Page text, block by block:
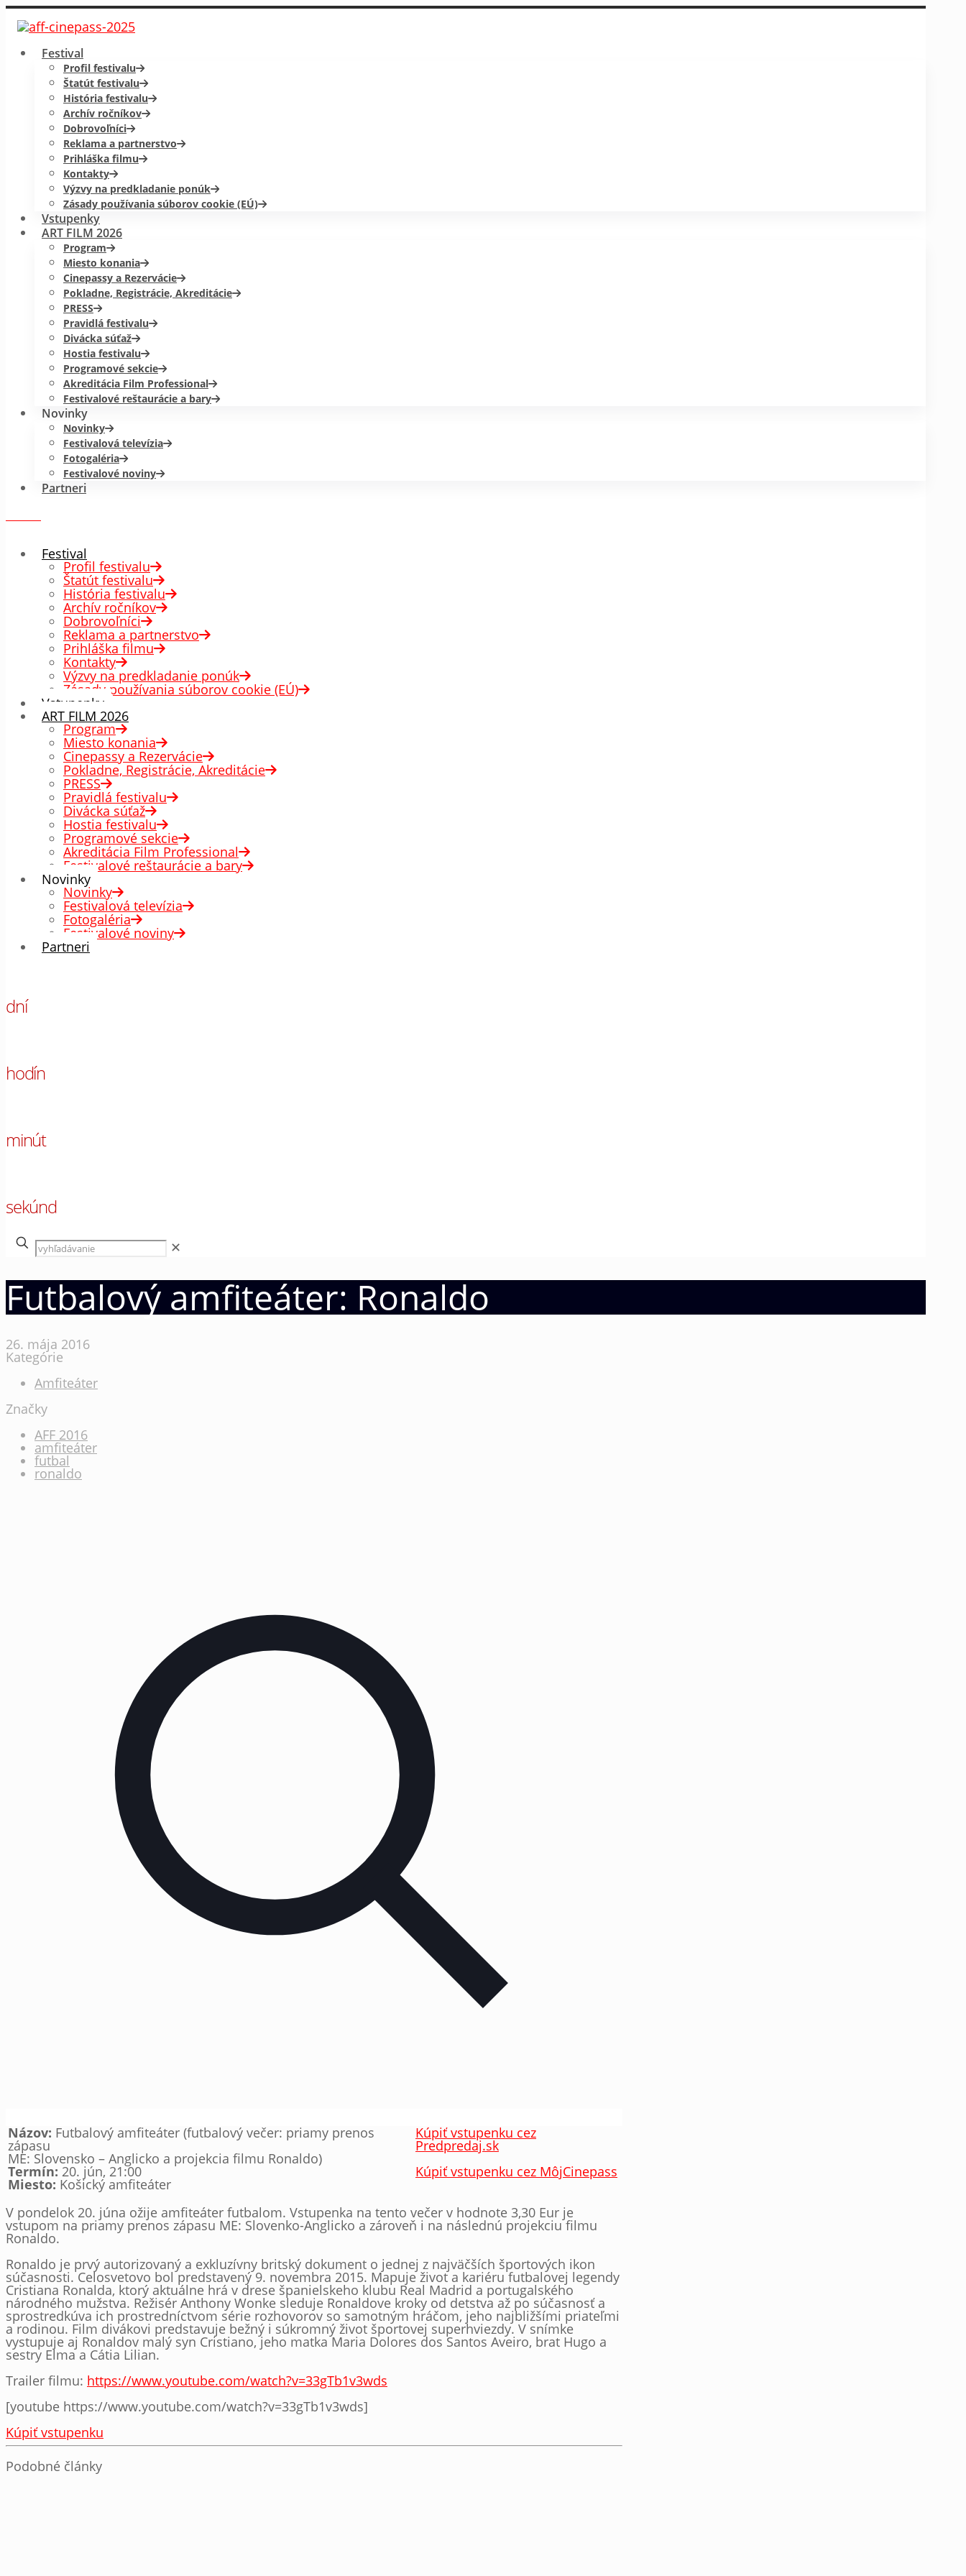
Festival
Profil festivalu
Štatút festivalu
História festivalu
Archív ročníkov
Dobrovoľníci
Reklama a partnerstvo
Prihláška filmu
Kontakty
Výzvy na predkladanie ponúk
Zásady používania súborov cookie (EÚ)
Vstupenky
ART FILM 2026
Program
Miesto konania
Cinepassy a Rezervácie
Pokladne, Registrácie, Akreditácie
PRESS
Pravidlá festivalu
Divácka súťaž
Hostia festivalu
Programové sekcie
Akreditácia Film Professional
Festivalové reštaurácie a bary
Novinky
Novinky
Festivalová televízia
Fotogaléria
Festivalové noviny
Partneri
Festival
Profil festivalu
Štatút festivalu
História festivalu
Archív ročníkov
Dobrovoľníci
Reklama a partnerstvo
Prihláška filmu
Kontakty
Výzvy na predkladanie ponúk
Zásady používania súborov cookie (EÚ)
Vstupenky
ART FILM 2026
Program
Miesto konania
Cinepassy a Rezervácie
Pokladne, Registrácie, Akreditácie
PRESS
Pravidlá festivalu
Divácka súťaž
Hostia festivalu
Programové sekcie
Akreditácia Film Professional
Festivalové reštaurácie a bary
Novinky
Novinky
Festivalová televízia
Fotogaléria
Festivalové noviny
Partneri
dní
hodín
minút
sekúnd
✕
Futbalový amfiteáter: Ronaldo
26. mája 2016
Kategórie
Amfiteáter
Značky
AFF 2016
amfiteáter
futbal
ronaldo
Názov: Futbalový amfiteáter (futbalový večer: priamy prenos
zápasu
ME: Slovensko – Anglicko a projekcia filmu Ronaldo)
Termín: 20. jún, 21:00
Miesto: Košický amfiteáter
Kúpiť vstupenku cez
Predpredaj.sk
Kúpiť vstupenku cez MôjCinepass
V pondelok 20. júna ožije amfiteáter futbalom. Vstupenka na tento večer v hodnote 3,30 Eur je
vstupom na priamy prenos zápasu ME: Slovenko-Anglicko a zároveň i na následnú projekciu filmu
Ronaldo.
Ronaldo je prvý autorizovaný a exkluzívny britský dokument o jednej z najväčších športových ikon
súčasnosti. Celosvetovo bol predstavený 9. novembra 2015. Mapuje život a kariéru futbalovej legendy
Cristiana Ronalda, ktorý aktuálne hrá v drese španielskeho klubu Real Madrid a portugalského
národného mužstva. Režisér Anthony Wonke sleduje Ronaldove kroky od detstva až po súčasnosť a
sprostredkúva ich prostredníctvom série rozhovorov so samotným hráčom, jeho najbližšími priateľmi
a rodinou. Film divákovi predstavuje bežný i súkromný život športovej superhviezdy. V snímke
vystupuje aj Ronaldov malý syn Cristiano, jeho matka Maria Dolores dos Santos Aveiro, brat Hugo a
sestry Elma a Cátia Lilian.
Trailer filmu: https://www.youtube.com/watch?v=33gTb1v3wds
[youtube https://www.youtube.com/watch?v=33gTb1v3wds]
Kúpiť vstupenku
Podobné články